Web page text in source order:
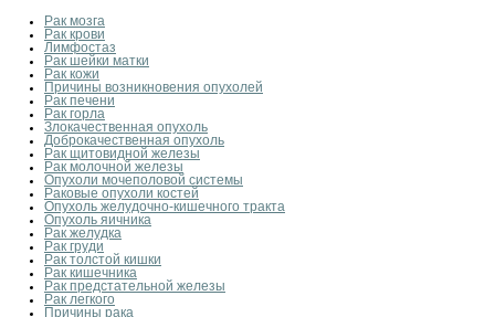
Рак мозга
Рак крови
Лимфостаз
Рак шейки матки
Рак кожи
Причины возникновения опухолей
Рак печени
Рак горла
Злокачественная опухоль
Доброкачественная опухоль
Рак щитовидной железы
Рак молочной железы
Опухоли мочеполовой системы
Раковые опухоли костей
Опухоль желудочно-кишечного тракта
Опухоль яичника
Рак желудка
Рак груди
Рак толстой кишки
Рак кишечника
Рак предстательной железы
Рак легкого
Причины рака